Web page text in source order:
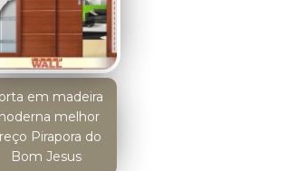
em madeira
melhor
Pirapora do
Bom Jesus